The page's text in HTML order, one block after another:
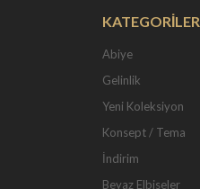
KATEGORİLER
Abiye
Gelinlik
Yeni Koleksiyon
Konsept / Tema
İndirim
Beyaz Elbiseler